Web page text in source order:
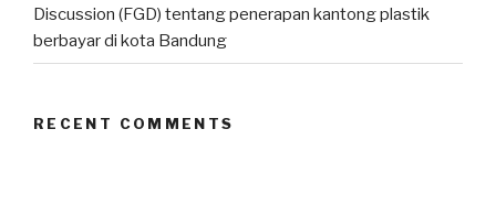
Discussion (FGD) tentang penerapan kantong plastik
berbayar di kota Bandung
RECENT COMMENTS